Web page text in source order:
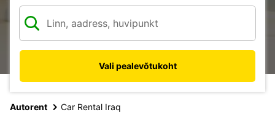
Vali pealevõtukoht
Autorent Car Rental Iraq